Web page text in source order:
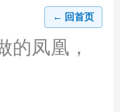
← 回首页
的凤凰，